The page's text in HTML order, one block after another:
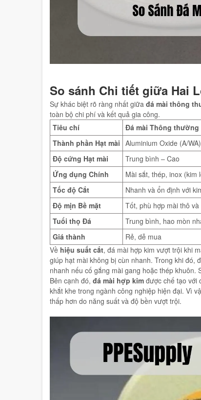
So sánh Chi tiết giữa Hai
Sự khác biệt rõ ràng nhất giữađá mài thông
toàn bộ chi phí và kết quả gia công.
Tiêu chí
Đá mài Thông thường
Thành phần Hạt mài Aluminium Oxide (A/WA)
Độ cứng Hạt mài
Trung bình – Cao
Ứng dụng Chính
Mài sắt, thép, inox (kim
Tốc độ Cắt
Nhanh và ổn định với
Độ mịn Bề mặt
Tốt, phù hợp mài thô
Tuổi thọ Đá
Trung bình, hao mòn
Giá thành
Rẻ, dễ mua
Vềhiệu suất cắt, đá mài hợp kim vượt trội khi
giúp hạt mài không bị cùn nhanh. Trong khi
nhanh nếu cố gắng mài gang hoặc thép
Bên cạnh đó, đá mài hợp kimđược chế tạo với
khắt khe trong ngành công nghiệp hiện đại. Vì
thấp hơn do năng suất và độ bền vượt trội.